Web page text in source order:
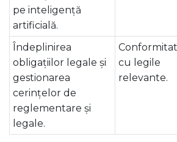
pe inteligență
artificială.
Îndeplinirea
obligațiilor legale și
gestionarea
cerințelor de
reglementare și
legale.
cu legile
relevante.